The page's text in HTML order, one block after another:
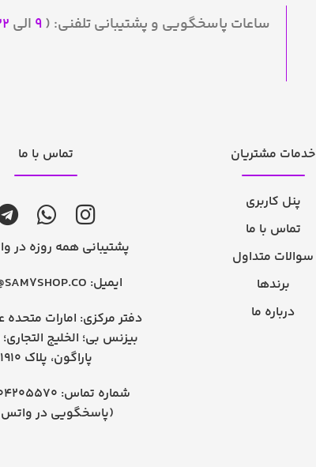
ساعات پاسخگویی و پشتیبانی تلفنی: ( ۹ الی
خدمات مشتریان
پنل کاربری
تماس با ما
سوالات متداول
برندها
درباره ما
تماس با ما
پشتیبانی همه روزه در
ایمیل:
دفتر مرکزی: امارات متحده
بیزنس بی؛ الخلیج
پاراگون، پلاک 1910
شماره تماس:
(پاسخگویی در واتس اپ)